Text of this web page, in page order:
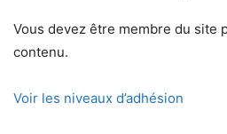
Vous devez être membre du site
contenu.
Voir les niveaux d’adhésion